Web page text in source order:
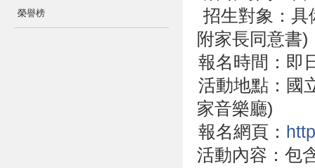
榮譽榜
招生對象：具
附家長同意書)
報名時間：即
活動地點：國
家音樂廳)
報名網頁：
活動內容：包